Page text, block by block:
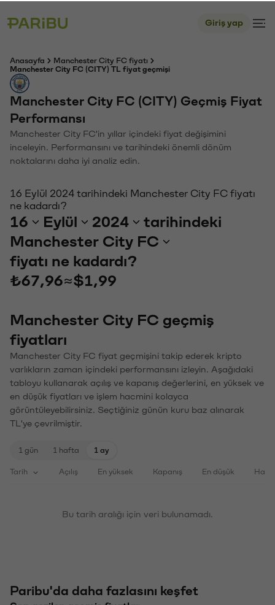
Giriş yap
Anasayfa
Manchester City FC fiyatı
Manchester City FC (CITY) TL fiyat geçmişi
Manchester City FC (CITY) Geçmiş Fiyat
Performansı
Manchester City FC'in yıllar içindeki fiyat değişimini
inceleyin. Performansını ve tarihindeki önemli dönüm
noktalarını daha iyi analiz edin.
16 Eylül 2024 tarihindeki Manchester City FC fiyatı
ne kadardı?
16 Eylül 2024
tarihindeki
Manchester City FC
fiyatı ne kadardı?
₺67,96≈$1,99
Manchester City FC geçmiş
fiyatları
Manchester City FC fiyat geçmişini takip ederek kripto
varlıkların zaman içindeki performansını izleyin. Aşağıdaki
tabloyu kullanarak açılış ve kapanış değerlerini, en yüksek ve
en düşük fiyatları ve işlem hacmini kolayca
görüntüleyebilirsiniz. Seçtiğiniz günün kuru baz alınarak
TL'ye çevrilmiştir.
1 gün 1 hafta 1 ay
Tarih Açılış En yüksek Kapanış En düşük
Bu tarih aralığı için veri bulunamadı.
Paribu'da daha fazlasını keşfet